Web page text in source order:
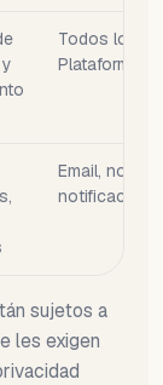
Todos los
Plataforma
Email,
notificación
sujetos a
les exigen